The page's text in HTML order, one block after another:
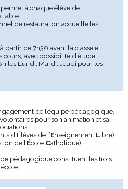
à chaque élève de
table.
de restauration accueille les
partir de 7h30 avant la classe et
cours, avec possibilité d'étude
les Lundi, Mardi, Jeudi pour les
de l’équipe pédagogique,
pour son animation et sa
:
d’Élèves de l’Enseignement Libre)
de l’École Catholique)
pédagogique constituent les trois